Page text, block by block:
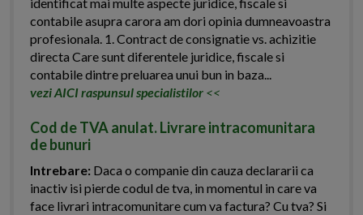
contabile asupra carora am dori opinia dumneavoastra
profesionala. 1. Contract de consignatie vs. achizitie
directa Care sunt diferentele juridice, fiscale si
contabile dintre preluarea unui bun in baza...
vezi AICI raspunsul specialistilor <<
Cod de TVA anulat. Livrare intracomunitara
de bunuri
Intrebare: Daca o companie din cauza declararii ca
inactiv isi pierde codul de tva, in momentul in care va
face livrari intracomunitare cum va factura? Cu tva? Si